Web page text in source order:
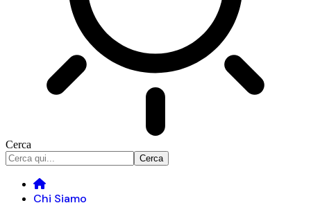
Cerca
Chi Siamo